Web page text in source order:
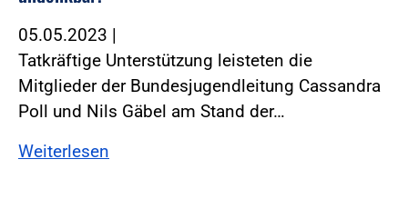
05.05.2023 |
Tatkräftige Unterstützung leisteten die
Mitglieder der Bundesjugendleitung Cassandra
Poll und Nils Gäbel am Stand der…
Weiterlesen